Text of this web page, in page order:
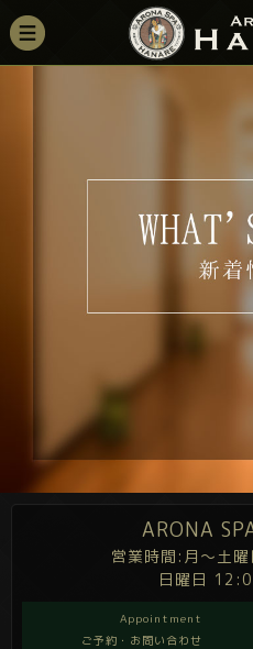
ARONA
営業時間:月～土
日曜日
Appointment
ご予約・お問い合わせ